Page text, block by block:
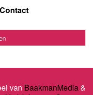
Contact
van BaakmanMedia&